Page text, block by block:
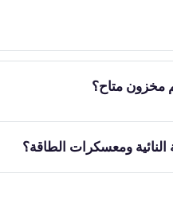
مخزون متاح؟
النائية ومعسكرات الطاقة؟